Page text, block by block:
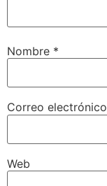
Nombre *
Correo electrónico
Web